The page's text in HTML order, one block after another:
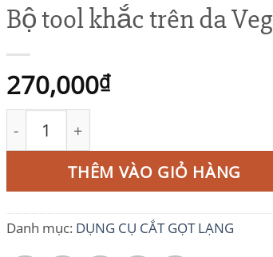
Bộ tool khắc trên da Veg
270,000₫
Bộ tool khắc trên da Veg số lượng
THÊM VÀO GIỎ HÀNG
Danh mục: DỤNG CỤ CẮT GỌT LẠNG